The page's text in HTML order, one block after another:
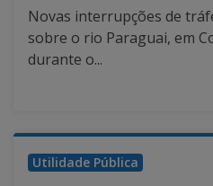
Novas interrupções de
sobre o rio Paraguai, em
durante o...
Utilidade Pública